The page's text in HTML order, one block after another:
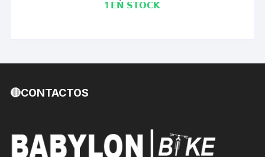
1 𝗘𝗡 𝗦𝗧𝗢𝗖𝗞
🔴CONTACTOS